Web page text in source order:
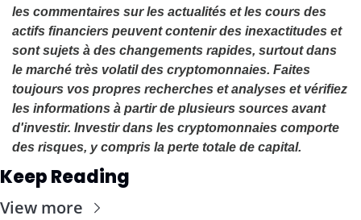
les commentaires sur les actualités et les cours des
actifs financiers peuvent contenir des inexactitudes et
sont sujets à des changements rapides, surtout dans
le marché très volatil des cryptomonnaies. Faites
toujours vos propres recherches et analyses et vérifiez
les informations à partir de plusieurs sources avant
d'investir. Investir dans les cryptomonnaies comporte
des risques, y compris la perte totale de capital.
Keep Reading
View more